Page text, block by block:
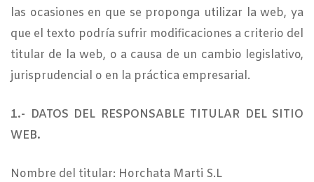
las ocasiones en que se proponga utilizar la web, ya
que el texto podría sufrir modificaciones a criterio del
titular de la web, o a causa de un cambio legislativo,
jurisprudencial o en la práctica empresarial.
1.- DATOS DEL RESPONSABLE TITULAR DEL SITIO
WEB.
Nombre del titular: Horchata Marti S.L